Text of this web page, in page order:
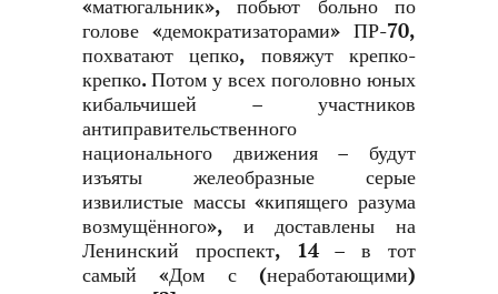
«матюгальник», побьют больно по
голове «демократизаторами» ПР-70,
похватают цепко, повяжут крепко-
крепко. Потом у всех поголовно юных
кибальчишей – участников
антиправительственного
национального движения – будут
изъяты желеобразные серые
извилистые массы «кипящего разума
возмущённого», и доставлены на
Ленинский проспект, 14 – в тот
самый «Дом с (неработающими)